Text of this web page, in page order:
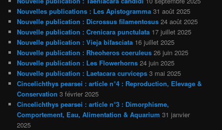
Nouvelles publications : Les Apistogramma 31 août 2025
Nouvelle publication : Dicrossus filamentosus 24 août 2025
Nouvelle publication : Crenicara punctulata 17 juillet 2025
Nouvelle publication : Vieja bifasciata 16 juillet 2025
Nouvelle publication : Rheoheros coeruleus 26 juin 2025
Nouvelle publication : Les Flowerhorns 24 juin 2025
Nouvelle publication : Laetacara curviceps 3 mai 2025
Cincelichthys pearsei : article n°4 : Reproduction, Elevage &
Conservation 3 février 2025
Cincelichthys pearsei : article n°3 : Dimorphisme,
Comportement, Eau, Alimentation & Aquarium 31 janvier
2025